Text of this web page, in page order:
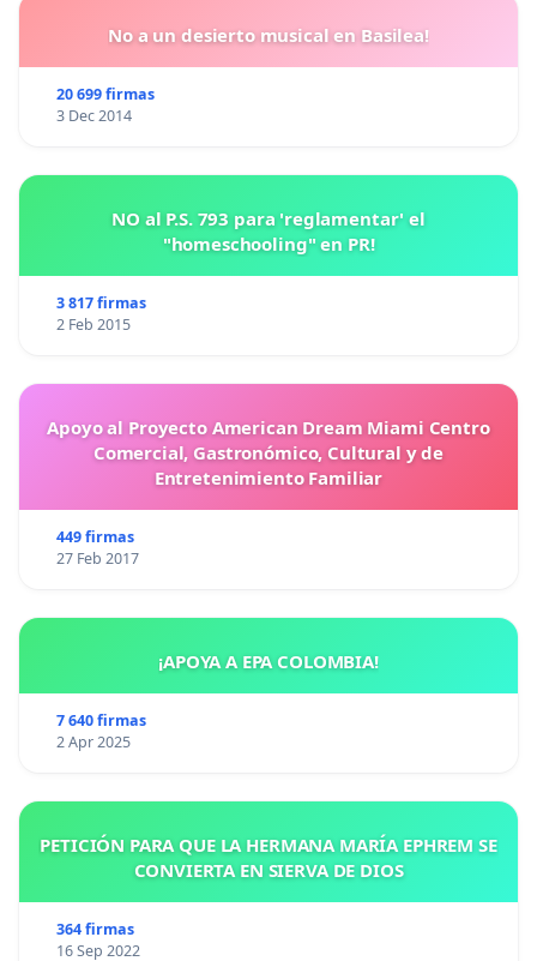
No a un desierto musical en Basilea!
20 699 firmas
3 Dec 2014
NO al P.S. 793 para 'reglamentar' el
"homeschooling" en PR!
3 817 firmas
2 Feb 2015
Apoyo al Proyecto American Dream Miami Centro
Comercial, Gastronómico, Cultural y de
Entretenimiento Familiar
449 firmas
27 Feb 2017
¡APOYA A EPA COLOMBIA!
7 640 firmas
2 Apr 2025
PETICIÓN PARA QUE LA HERMANA MARÍA EPHREM SE
CONVIERTA EN SIERVA DE DIOS
364 firmas
16 Sep 2022